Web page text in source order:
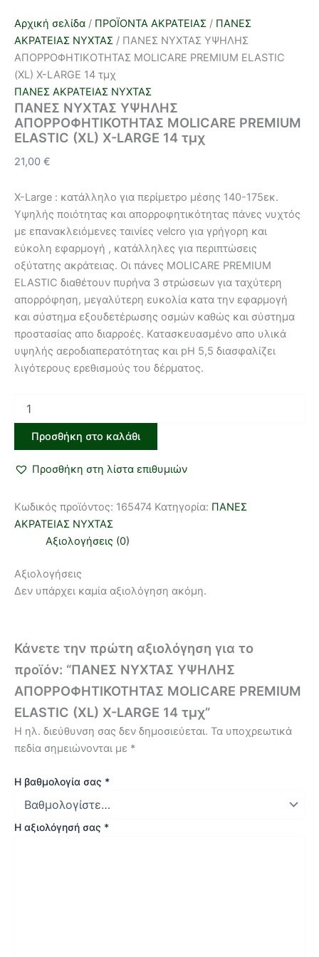
Αρχική σελίδα / ΠΡΟΪΟΝΤΑ ΑΚΡΑΤΕΙΑΣ / ΠΑΝΕΣ
ΑΚΡΑΤΕΙΑΣ ΝΥΧΤΑΣ / ΠΑΝΕΣ ΝΥΧΤΑΣ ΥΨΗΛΗΣ
ΑΠΟΡΡΟΦΗΤΙΚΟΤΗΤΑΣ MOLICARE PREMΙUM ELASTIC
(XL) X-LARGE 14 τμχ
ΠΑΝΕΣ ΑΚΡΑΤΕΙΑΣ ΝΥΧΤΑΣ
ΠΑΝΕΣ ΝΥΧΤΑΣ ΥΨΗΛΗΣ
ΑΠΟΡΡΟΦΗΤΙΚΟΤΗΤΑΣ MOLICARE PREMΙUM
ELASTIC (XL) X-LARGE 14 τμχ
21,00 €
X-Large : κατάλληλο για περίμετρο μέσης 140-175εκ.
Υψηλής ποιότητας και απορροφητικότητας πάνες νυχτός
με επανακλειόμενες ταινίες velcro για γρήγορη και
εύκολη εφαρμογή , κατάλληλες για περιπτώσεις
οξύτατης ακράτειας. Οι πάνες MOLICARE PREMIUM
ELASTIC διαθέτουν πυρήνα 3 στρώσεων για ταχύτερη
απορρόφηση, μεγαλύτερη ευκολία κατα την εφαρμογή
και σύστημα εξουδετέρωσης οσμών καθώς και σύστημα
προστασίας απο διαρροές. Κατασκευασμένο απο υλικά
υψηλής αεροδιαπερατότητας και pH 5,5 διασφαλίζει
λιγότερους ερεθισμούς του δέρματος.
Προσθήκη στο καλάθι
Προσθήκη στη λίστα επιθυμιών
Κωδικός προϊόντος: 165474 Κατηγορία: ΠΑΝΕΣ
ΑΚΡΑΤΕΙΑΣ ΝΥΧΤΑΣ
Αξιολογήσεις (0)
Αξιολογήσεις
Δεν υπάρχει καμία αξιολόγηση ακόμη.
Κάνετε την πρώτη αξιολόγηση για το
προϊόν: “ΠΑΝΕΣ ΝΥΧΤΑΣ ΥΨΗΛΗΣ
ΑΠΟΡΡΟΦΗΤΙΚΟΤΗΤΑΣ MOLICARE PREMΙUM
ELASTIC (XL) X-LARGE 14 τμχ”
Η ηλ. διεύθυνση σας δεν δημοσιεύεται. Τα υποχρεωτικά
πεδία σημειώνονται με *
Η βαθμολογία σας *
Η αξιολόγησή σας *